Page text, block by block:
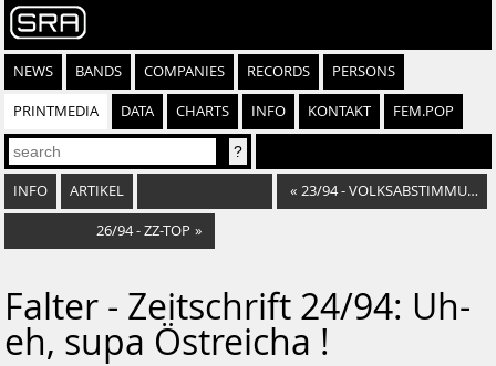
NEWS BANDS COMPANIES RECORDS PERSONS
PRINTMEDIA DATA CHARTS INFO KONTAKT FEM.POP
INFO ARTIKEL « 23/94 - VOLKSABSTIMMUNG ZUM EU-BEITRITT
26/94 - ZZ-TOP »
Falter - Zeitschrift 24/94: Uh-
eh, supa Östreicha !